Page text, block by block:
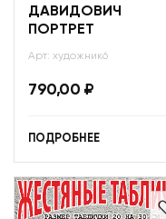
ДАВИДОВИЧ
ПОРТРЕТ
Арт: художник6
790,00 ₽
ПОДРОБНЕЕ